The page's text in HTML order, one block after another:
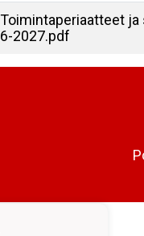
Toimintaperiaatteet
2027.pdf